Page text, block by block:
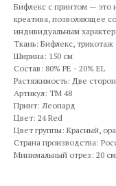
Бифлекс с принтом — это
креатива, позволяющее
индивидуальным
Ткань: Бифлекс, трикотаж
Ширина: 150 см
Состав: 80% PE - 20% EL
Растяжимость: Две
Артикул: TM 48
Принт: Леопард
Цвет: 24 Red
Цвет группы: Красный,
Страна производства:
Минимальный отрез: 20